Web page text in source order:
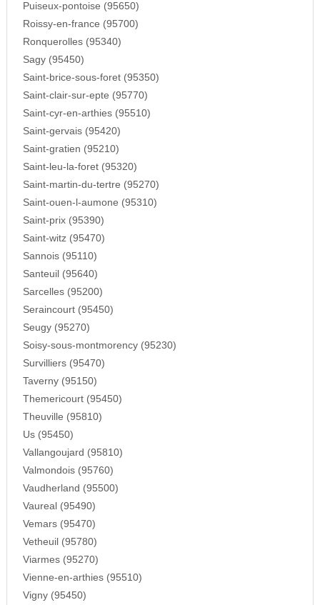
Puiseux-pontoise (95650)
Roissy-en-france (95700)
Ronquerolles (95340)
Sagy (95450)
Saint-brice-sous-foret (95350)
Saint-clair-sur-epte (95770)
Saint-cyr-en-arthies (95510)
Saint-gervais (95420)
Saint-gratien (95210)
Saint-leu-la-foret (95320)
Saint-martin-du-tertre (95270)
Saint-ouen-l-aumone (95310)
Saint-prix (95390)
Saint-witz (95470)
Sannois (95110)
Santeuil (95640)
Sarcelles (95200)
Seraincourt (95450)
Seugy (95270)
Soisy-sous-montmorency (95230)
Survilliers (95470)
Taverny (95150)
Themericourt (95450)
Theuville (95810)
Us (95450)
Vallangoujard (95810)
Valmondois (95760)
Vaudherland (95500)
Vaureal (95490)
Vemars (95470)
Vetheuil (95780)
Viarmes (95270)
Vienne-en-arthies (95510)
Vigny (95450)